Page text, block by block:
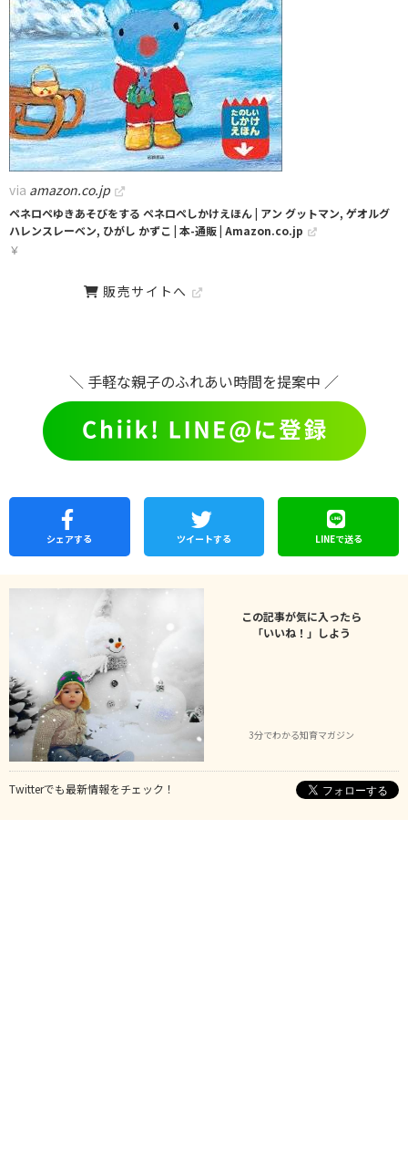
via amazon.co.jp
ペネロペゆきあそびをする ペネロペしかけえほん | アン グットマン, ゲオルグ
ハレンスレーベン, ひがし かずこ | 本-通販 | Amazon.co.jp
￥
販売サイトへ
＼ 手軽な親子のふれあい時間を提案中 ／
シェアする ツイートする LINEで送る
この記事が気に入ったら
「いいね！」しよう
3分でわかる知育マガジン
Twitterでも最新情報をチェック！